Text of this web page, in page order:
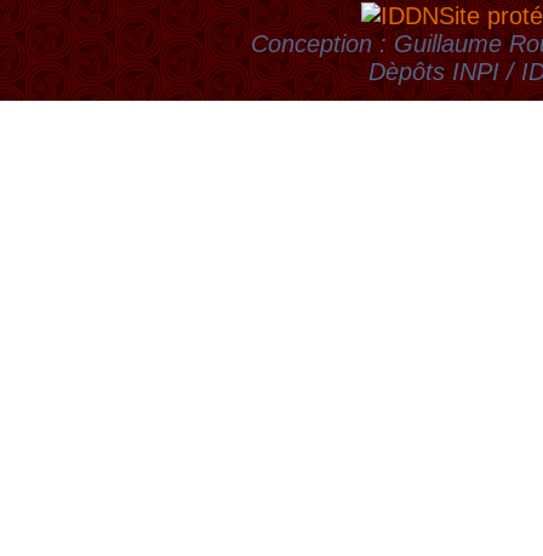
Site
Conception : Guillaume
Dèpôts INPI /